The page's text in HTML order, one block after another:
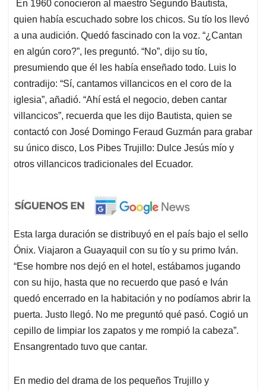
En 1960 conocieron al maestro Segundo Bautista,
quien había escuchado sobre los chicos. Su tío los llevó
a una audición. Quedó fascinado con la voz. “¿Cantan
en algún coro?”, les preguntó. “No”, dijo su tío,
presumiendo que él les había enseñado todo. Luis lo
contradijo: “Sí, cantamos villancicos en el coro de la
iglesia”, añadió. “Ahí está el negocio, deben cantar
villancicos”, recuerda que les dijo Bautista, quien se
contactó con José Domingo Feraud Guzmán para grabar
su único disco, Los Pibes Trujillo: Dulce Jesús mío y
otros villancicos tradicionales del Ecuador.
Esta larga duración se distribuyó en el país bajo el sello
Ónix. Viajaron a Guayaquil con su tío y su primo Iván.
“Ese hombre nos dejó en el hotel, estábamos jugando
con su hijo, hasta que no recuerdo que pasó e Iván
quedó encerrado en la habitación y no podíamos abrir la
puerta. Justo llegó. No me preguntó qué pasó. Cogió un
cepillo de limpiar los zapatos y me rompió la cabeza”.
Ensangrentado tuvo que cantar.
En medio del drama de los pequeños Trujillo y